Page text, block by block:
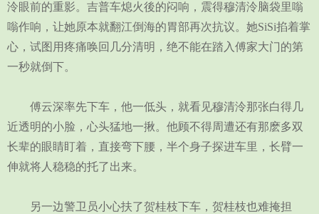
泠眼前的重影。吉普车熄火後的闷响，震得穆清泠脑袋里嗡
嗡作响，让她原本就翻江倒海的胃部再次抗议。她SiSi掐着掌
心，试图用疼痛唤回几分清明，绝不能在踏入傅家大门的第
一秒就倒下。
傅云深率先下车，他一低头，就看见穆清泠那张白得几
近透明的小脸，心头猛地一揪。他顾不得周遭还有那麽多双
长辈的眼睛盯着，直接弯下腰，半个身子探进车里，长臂一
伸就将人稳稳的托了出来。
另一边警卫员小心扶了贺桂枝下车，贺桂枝也难掩担